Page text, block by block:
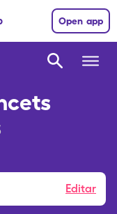
Open app
Editar